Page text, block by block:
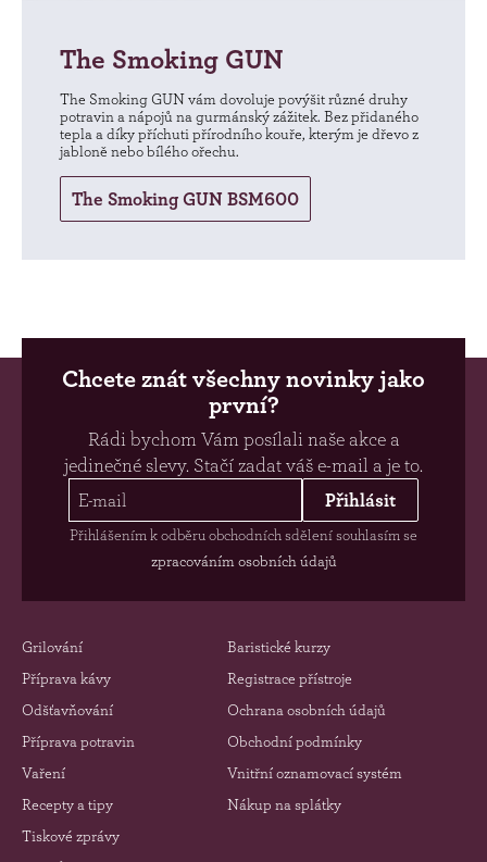
The Smoking GUN
The Smoking GUN vám dovoluje povýšit různé druhy
potravin a nápojů na gurmánský zážitek. Bez přidaného
tepla a díky příchuti přírodního kouře, kterým je dřevo z
jabloně nebo bílého ořechu.
The Smoking GUN BSM600
Chcete znát všechny novinky jako
první?
Rádi bychom Vám posílali naše akce a
jedinečné slevy. Stačí zadat váš e-mail a je to.
Přihlásit
Přihlášením k odběru obchodních sdělení souhlasím se
zpracováním osobních údajů
Grilování
Příprava kávy
Odšťavňování
Příprava potravin
Vaření
Recepty a tipy
Tiskové zprávy
Baristické kurzy
Registrace přístroje
Ochrana osobních údajů
Obchodní podmínky
Vnitřní oznamovací systém
Nákup na splátky